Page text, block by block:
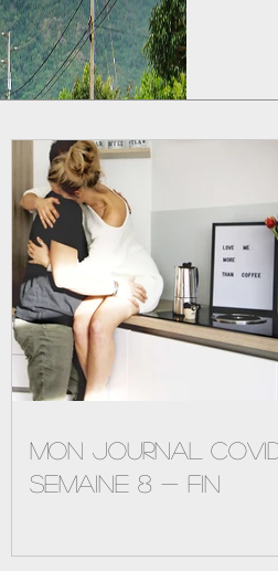
Mon journal
semaine 8 - FIN